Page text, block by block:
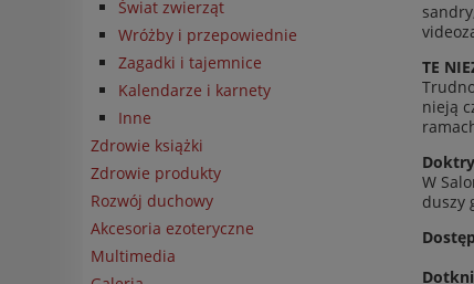
Świat zwierząt
Wróżby i przepowiednie
Zagadki i tajemnice
Kalendarze i karnety
Inne
Zdrowie książki
Zdrowie produkty
Rozwój duchowy
Akcesoria ezoteryczne
Multimedia
TE
nieją
W
duszy